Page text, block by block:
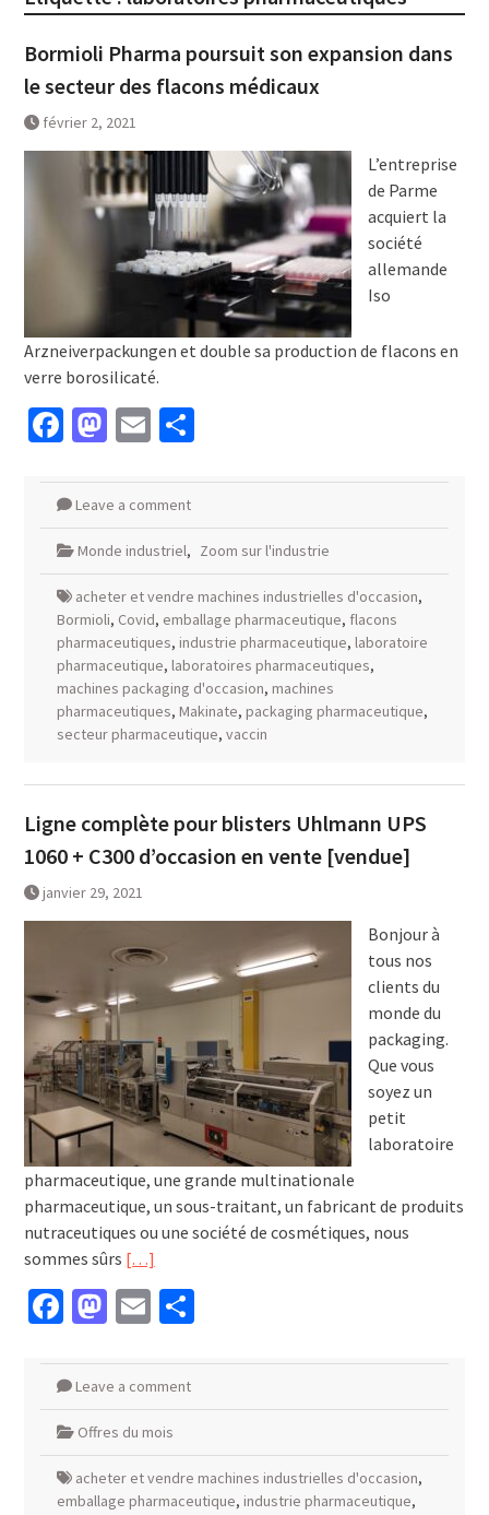
Bormioli Pharma poursuit son expansion dans
le secteur des flacons médicaux
février 2, 2021
L’entreprise
de Parme
acquiert la
société
allemande
Iso
Arzneiverpackungen et double sa production de flacons en
verre borosilicaté.
Facebook
Mastodon
EmailPartager
Leave a comment
Monde industriel, Zoom sur l'industrie
acheter et vendre machines industrielles d'occasion,
Bormioli, Covid, emballage pharmaceutique, flacons
pharmaceutiques, industrie pharmaceutique, laboratoire
pharmaceutique, laboratoires pharmaceutiques,
machines packaging d'occasion, machines
pharmaceutiques, Makinate, packaging pharmaceutique,
secteur pharmaceutique, vaccin
Ligne complète pour blisters Uhlmann UPS
1060 + C300 d’occasion en vente [vendue]
janvier 29, 2021
Bonjour à
tous nos
clients du
monde du
packaging.
Que vous
soyez un
petit
laboratoire
pharmaceutique, une grande multinationale
pharmaceutique, un sous-traitant, un fabricant de produits
nutraceutiques ou une société de cosmétiques, nous
sommes sûrs […]
Facebook
Mastodon
EmailPartager
Leave a comment
Offres du mois
acheter et vendre machines industrielles d'occasion,
emballage pharmaceutique, industrie pharmaceutique,